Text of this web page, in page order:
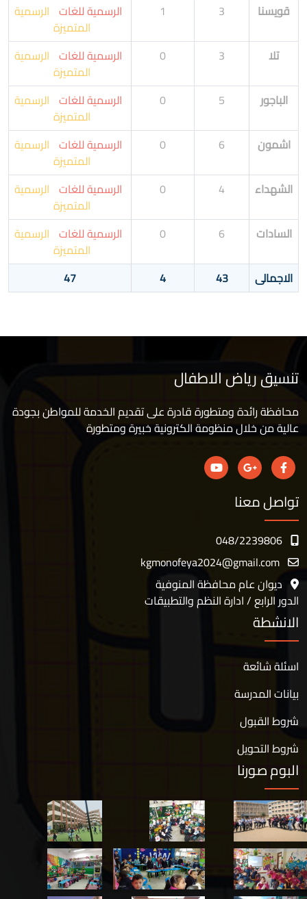
قويسنا
3
1 الرسمية للغات الرسمية
المتميزة
تلا
3
0 الرسمية للغات الرسمية
المتميزة
الباجور
5
0 الرسمية للغات الرسمية
المتميزة
اشمون
6
0 الرسمية للغات الرسمية
المتميزة
الشهداء
4
0 الرسمية للغات الرسمية
المتميزة
السادات
6
0 الرسمية للغات الرسمية
المتميزة
الاجمالى
43
4
47
تنسيق رياض الاطفال
محافظة رائدة ومتطورة قادرة على تقديم الخدمة للمواطن بجودة
عالية من خلال منظومة الكترونية خبيرة ومتطورة
تواصل معنا
048/2239806
kgmonofeya2024@gmail.com
ديوان عام محافظة المنوفية
الدور الرابع / ادارة النظم والتطبيقات
الانشطة
اسئلة شائعة
بيانات المدرسة
شروط القبول
شروط التحويل
البوم صورنا